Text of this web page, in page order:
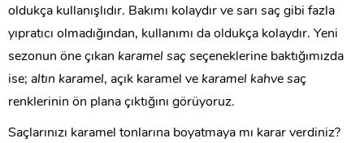
oldukça kullanışlıdır. Bakımı kolaydır ve sarı saç gibi fazla
yıpratıcı olmadığından, kullanımı da oldukça kolaydır. Yeni
sezonun öne çıkan karamel saç seçeneklerine baktığımızda
ise; altın karamel, açık karamel ve karamel kahve saç
renklerinin ön plana çıktığını görüyoruz.
Saçlarınızı karamel tonlarına boyatmaya mı karar verdiniz?